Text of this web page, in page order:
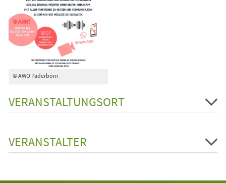
© AWO Paderborn
VERANSTALTUNGSORT
VERANSTALTER